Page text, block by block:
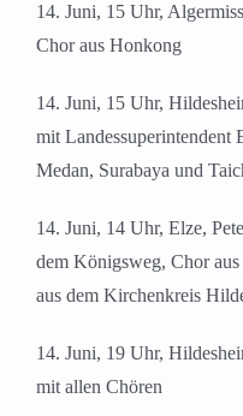
14. Juni, 15 Uhr,
Chor aus Honkong
14. Juni, 15 Uhr,
mit Landessuperintendent
Medan, Surabaya und
14. Juni, 14 Uhr, Elze,
dem Königsweg, Chor
aus dem Kirchenkreis
14. Juni, 19 Uhr,
mit allen Chören